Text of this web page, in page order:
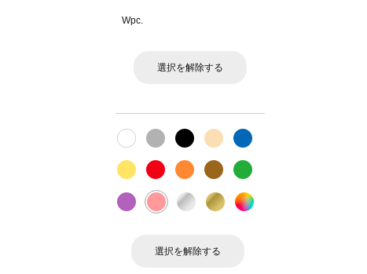
Wpc.
選択を解除する
選択を解除する